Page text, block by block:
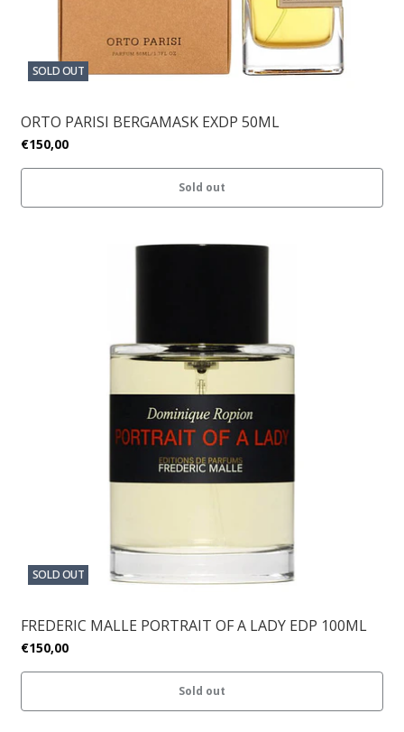
SOLD OUT
ORTO PARISI BERGAMASK EXDP 50ML
€150,00
Sold out
SOLD OUT
FREDERIC MALLE PORTRAIT OF A LADY EDP 100ML
€150,00
Sold out